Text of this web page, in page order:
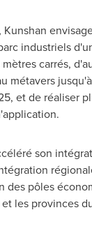
industriels
carrés,
métavers jusqu'à
etde réaliser
son
des pôles
et les provinces